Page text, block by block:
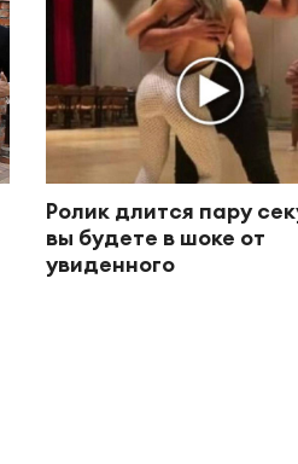
Ролик длится пару
вы будете в шоке от
увиденного